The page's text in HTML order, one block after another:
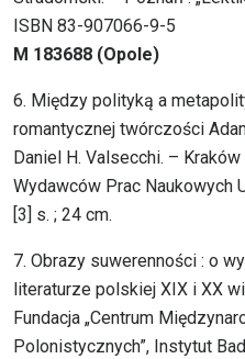
ISBN 83-907066-9-5
M 183688 (Opole)
6. Między polityką a
romantycznej twórczości
Daniel H. Valsecchi. –
Wydawców Prac Naukowych
[3] s. ; 24 cm.
7. Obrazy suwerenności : o
literaturze polskiej XIX i XX
Fundacja „Centrum
Polonistycznych”, Instytut